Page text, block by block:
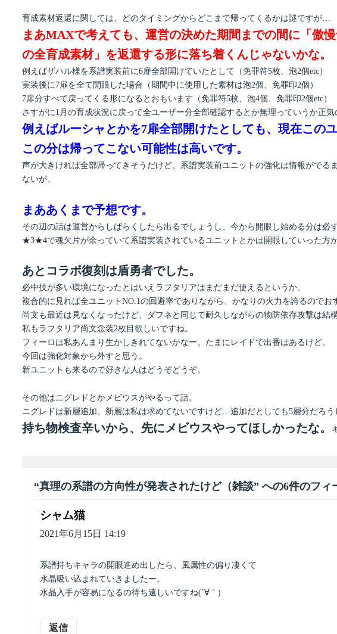
育成素材返還に関しては、どのタイミングからどこまで帰ってくるかは謎ですが…
まあMAXで考えても、運営の決めた期間までの間に「傲
の全育成素材」を返還する形に落ち着くんじゃないかな。
例えばザハル様を系譜実装前に6扉全部開けていたとして（免罪符5枚、泡2個etc）
実装後に7扉を全て開眼した場合（期間中に使用した素材は泡2個、免罪印2個）
7扉分すべて戻ってくる形になるとおもいます（免罪符5枚、泡4個、免罪印2個etc）
さすがに1月の育成状況に戻って全ユーザー分全部確認するとか無理っていうか正
例えばルーシャとかを7扉全部開けたとしても、現在この
この分は帰ってこない可能性は高いです。
声が大きければ全部帰ってきそうだけど、系譜実装前ユニットの強化は情報がで
ないが。
まああくまで予想です。
その辺の話は運営からしばらくしたら出るでしょうし、今から開眼し始める分は必
★3★4で魂欠片が余っていて系譜実装されているユニットとかは開眼していった方が
あとコラボ復刻は盾勇者でした。
必中技が多い環境になったとはいえラフタリアはまだまだ使えるというか、
複合的に見れば全ユニットNO.1の回避率でありながら、かなりの火力を誇るのでお
尚文も最近は見なくなったけど、ダフネと同じで耐久しながらの物防依存攻撃は結
私もラフタリア尚文念装2枚目欲しいですね。
フィーロは私あんまり生かしきれてないかなー。たまにレイドで出番はあるけど。
今回は強化対象から外すと思う。
新ユニットも来るので好きな人はどうぞどうぞ。
その他はニグレドとかメビウスがやるって話。
ニグレドは新層追加。新層は私は求めてないですけど…追加だとしても5層分だろう
持ち物検査辛いから、先にメビウスやってほしかったな。
“真理の系譜の方向性が発表されたけど（雑談” への6件のフィ
シャム猫よ
り:
2021年6月15日 14:19
系譜持ちキャラの開眼進め出したら、風属性の偏り凄くて
水晶吸い込まれていきましたー。
水晶入手が容易になるの待ち遠しいですね(´∀｀)
返信